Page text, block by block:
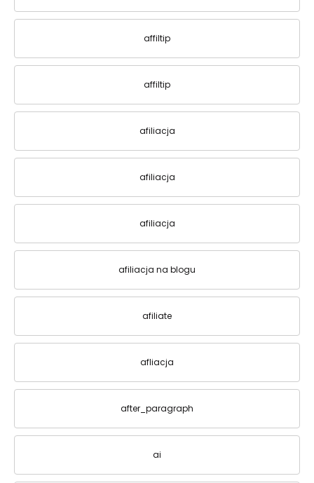
affiltip
affiltip
afiliacja
afiliacja
afiliacja
afiliacja na blogu
afiliate
afliacja
after_paragraph
ai